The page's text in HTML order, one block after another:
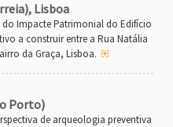
Lisboa
do Impacte Patrimonial do Edifício
a construir entre a Rua Natália
da Graça, Lisboa.
Porto)
de arqueologia preventiva